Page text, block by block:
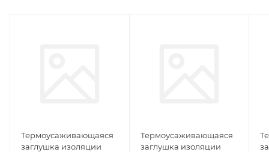
Термоусаживающаяся
заглушка изоляции
Термоусаживающаяся
заглушка изоляции